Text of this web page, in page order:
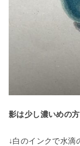
影は少し濃いめの
↓白のインクで水滴